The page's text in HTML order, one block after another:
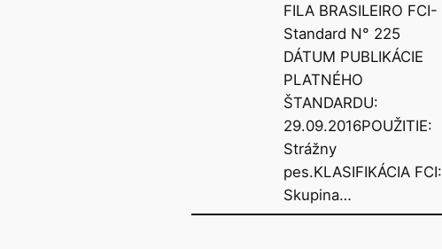
FILA BRASILEIRO FCI-
Standard N° 225
DÁTUM PUBLIKÁCIE
PLATNÉHO
ŠTANDARDU:
29.09.2016POUŽITIE:
Strážny
pes.KLASIFIKÁCIA FCI:
Skupina…